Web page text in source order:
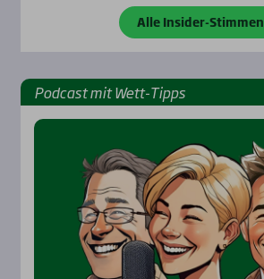
Alle Insider-Stimmen
Pod­cast mit Wett-Tipps